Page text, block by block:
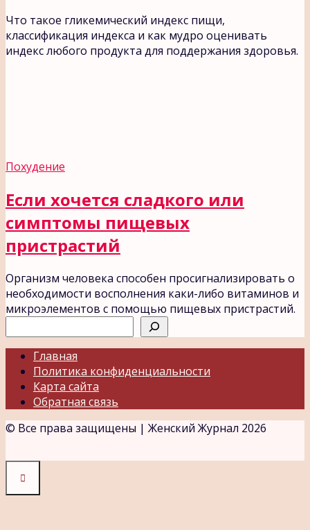
Что такое гликемический индекс пищи,
классификация индекса и как мудро оценивать
индекс любого продукта для поддержания здоровья.
Похудение
Если хочется сладкого или
симптомы пищевых
пристрастий
Организм человека способен просигнализировать о
необходимости восполнения каки-либо витаминов и
микроэлементов с помощью пищевых пристрастий.
Главная
Политика конфиденциальности
Карта сайта
Обратная связь
© Все права защищены | Женский Журнал 2026